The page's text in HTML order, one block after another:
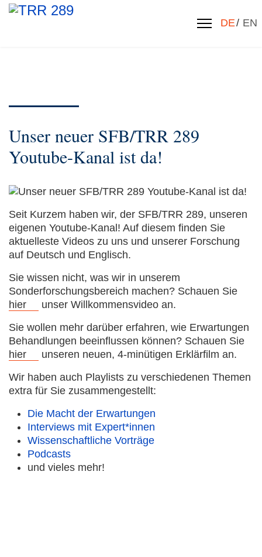
DE EN
Unser neuer SFB/TRR 289
Youtube-Kanal ist da!
Seit Kurzem haben wir, der SFB/TRR 289, unseren
eigenen Youtube-Kanal! Auf diesem finden Sie
aktuelleste Videos zu uns und unserer Forschung
auf Deutsch und Englisch.
Sie wissen nicht, was wir in unserem
Sonderforschungsbereich machen? Schauen Sie
hier
unser Willkommensvideo an.
Sie wollen mehr darüber erfahren, wie Erwartungen
Behandlungen beeinflussen können? Schauen Sie
hier
unseren neuen, 4-minütigen Erklärfilm an.
Wir haben auch Playlists zu verschiedenen Themen
extra für Sie zusammengestellt:
Die Macht der Erwartungen
Interviews mit Expert*innen
Wissenschaftliche Vorträge
Podcasts
und vieles mehr!